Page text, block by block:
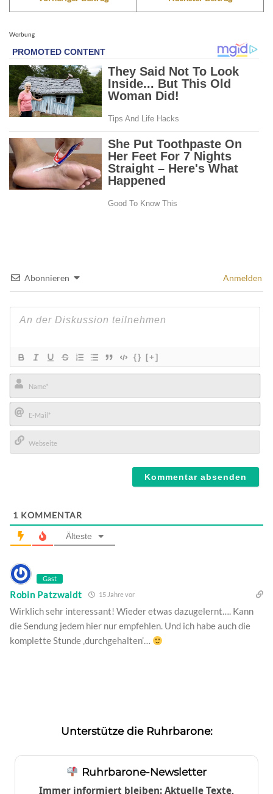
Werbung
Abonnieren Anmelden
{} [+]
Name*
E-
Mail*
1 KOMMENTAR
Älteste
Gast
Robin Patzwaldt 15 Jahre vor
Wirklich sehr interessant! Wieder etwas dazugelernt…. Kann
die Sendung jedem hier nur empfehlen. Und ich habe auch die
komplette Stunde ‚durchgehalten’…
Unterstütze die Ruhrbarone:
Ruhrbarone-Newsletter
Immer informiert bleiben: Aktuelle Texte,